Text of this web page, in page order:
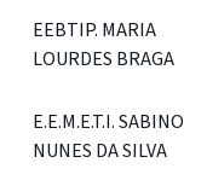
EEBTIP. MARIA
LOURDES BRAGA
E.E.M.E.T.I. SABINO
NUNES DA SILVA